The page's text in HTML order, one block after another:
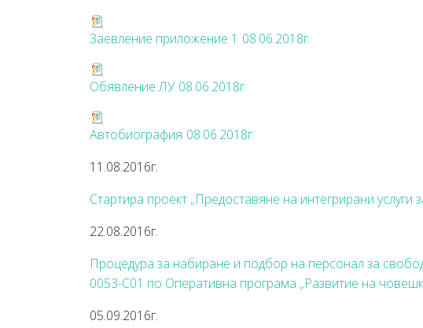
Заевление приложение 1 08.06.2018г.
Обявление ЛУ 08.06.2018г.
Автобиография 08.06.2018г.
11.08.2016г.
Стартира проект „Предоставяне на интегрирани
22.08.2016г.
Процедура за набиране и подбор на персонал за
0053-С01 по Оперативна програма „Развитие на
05.09.2016г.